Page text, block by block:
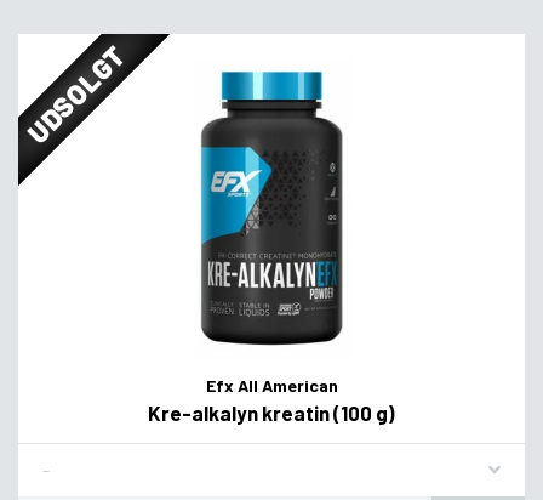
UDSOLGT
Efx All American
Kre-alkalyn kreatin (100 g)